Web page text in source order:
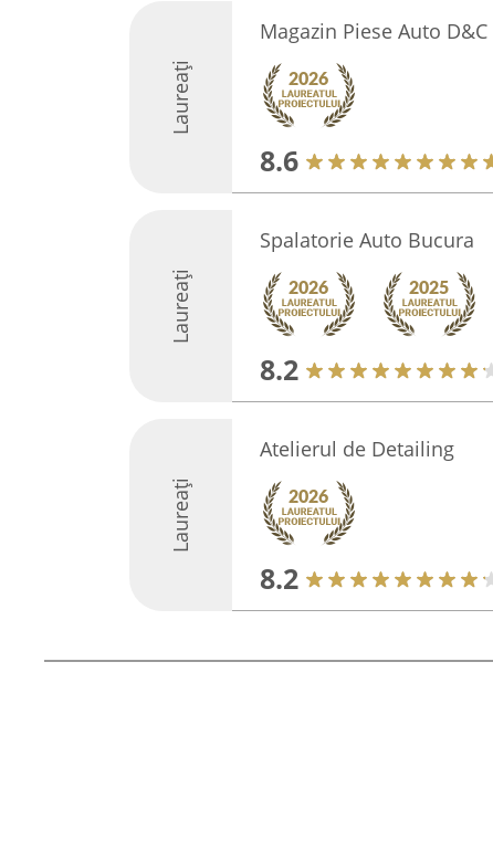
Laureați
Magazin Piese Auto D&C
8.6
Laureați
Spalatorie Auto Bucura
8.2
Laureați
Atelierul de Detailing
8.2